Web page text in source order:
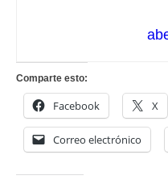
Comparte esto:
Facebook X
Correo electrónico